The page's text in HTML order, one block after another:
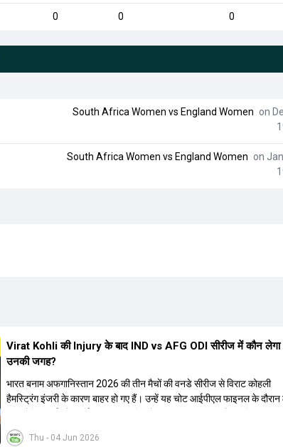
0 0 0
South Africa Women vs England Women on
South Africa Women vs England Women on
Thu - 04 Jun 2026
Virat Kohli की Injury के बाद IND vs AFG ODI सीरीज में कौन लेगा
उनकी जगह?
भारत बनाम अफगानिस्तान 2026 की तीन मैचों की वनडे सीरीज से विराट कोहली
हैमस्ट्रिंग इंजरी के कारण बाहर हो गए हैं। उन्हें यह चोट आईपीएल फाइनल के दौरान
कोहली की जगह एक मजबूत विकल्प खोजना जरूरी है। इस वीडियो में विराट कोहली के
रिप्लेसमेंट के तौर पर कई दावेदारों पर चर्चा की गई है। रुतुराज गायकवाड़ 58.8 की